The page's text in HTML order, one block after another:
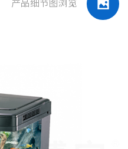
产品细节图浏览